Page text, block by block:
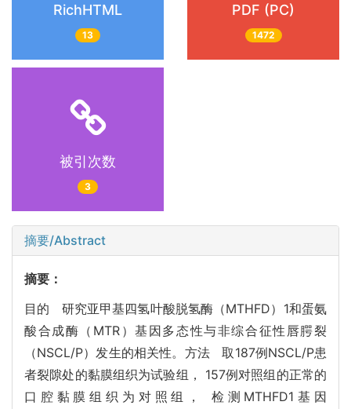
RichHTML
13
PDF (PC)
1472
被引次数
3
摘要/Abstract
摘要：
目的 研究亚甲基四氢叶酸脱氢酶（MTHFD）1和蛋氨
酸合成酶（MTR）基因多态性与非综合征性唇腭裂
（NSCL/P）发生的相关性。方法 取187例NSCL/P患
者裂隙处的黏膜组织为试验组， 157例对照组的正常的
口腔黏膜组织为对照组， 检测MTHFD1基因